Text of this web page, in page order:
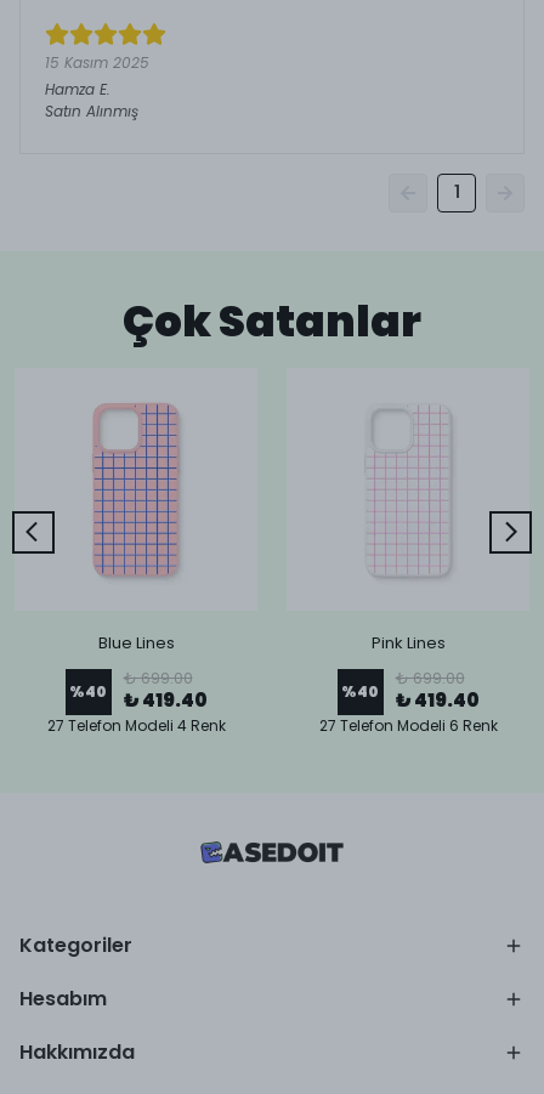
15 Kasım 2025
Hamza E.
Satın Alınmış
1
Çok Satanlar
Blue Lines
%40
₺ 699.00
₺ 419.40
27 Telefon Modeli 4 Renk
Pink Lines
%40
₺ 699.00
₺ 419.40
27 Telefon Modeli 6 Renk
Kategoriler
Hesabım
Hakkımızda